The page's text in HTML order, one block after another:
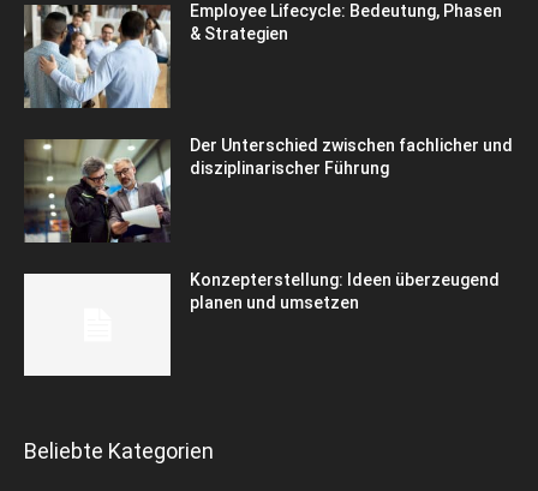
Employee Lifecycle: Bedeutung, Phasen
& Strategien
Der Unterschied zwischen fachlicher und
disziplinarischer Führung
Konzepterstellung: Ideen überzeugend
planen und umsetzen
Beliebte Kategorien